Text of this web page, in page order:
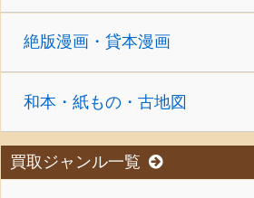
絶版漫画・貸本漫画
和本・紙もの・古地図
買取ジャンル一覧